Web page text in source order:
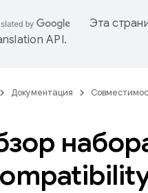
Эта
API.
Документация